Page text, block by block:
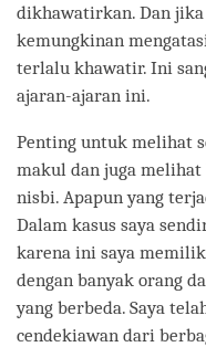
dikhawatirkan. Dan jika
kemungkinan
terlalu khawatir. Ini
ajaran-ajaran ini.
Penting untuk melihat
makul dan juga melihat
nisbi. Apapun yang
Dalam kasus saya
karena ini saya
dengan banyak orang
yang berbeda. Saya
cendekiawan dari